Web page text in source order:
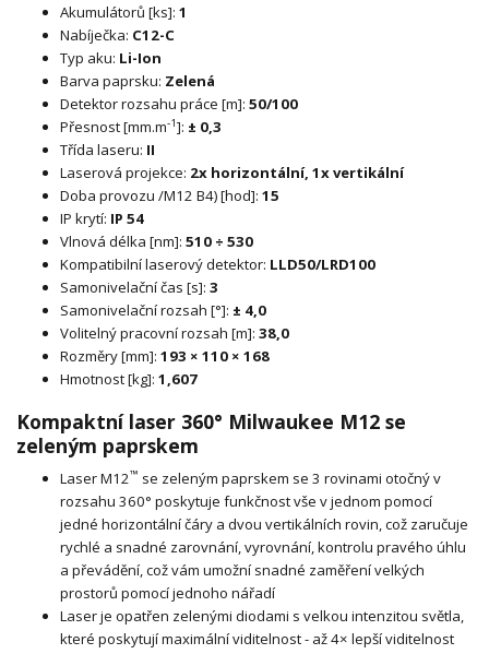
Akumulátorů [ks]: 1
Nabíječka: C12-C
Typ aku: Li-Ion
Barva paprsku: Zelená
Detektor rozsahu práce [m]: 50/100
Přesnost [mm.m-1]: ± 0,3
Třída laseru: II
Laserová projekce: 2x horizontální, 1x vertikální
Doba provozu /M12 B4) [hod]: 15
IP krytí: IP 54
Vlnová délka [nm]: 510 ÷ 530
Kompatibilní laserový detektor: LLD50/LRD100
Samonivelační čas [s]: 3
Samonivelační rozsah [°]: ± 4,0
Volitelný pracovní rozsah [m]: 38,0
Rozměry [mm]: 193 × 110 × 168
Hmotnost [kg]: 1,607
Kompaktní laser 360° Milwaukee M12 se
zeleným paprskem
Laser M12™ se zeleným paprskem se 3 rovinami otočný v
rozsahu 360° poskytuje funkčnost vše v jednom pomocí
jedné horizontální čáry a dvou vertikálních rovin, což zaručuje
rychlé a snadné zarovnání, vyrovnání, kontrolu pravého úhlu
a převádění, což vám umožní snadné zaměření velkých
prostorů pomocí jednoho nářadí
Laser je opatřen zelenými diodami s velkou intenzitou světla,
které poskytují maximální viditelnost - až 4× lepší viditelnost